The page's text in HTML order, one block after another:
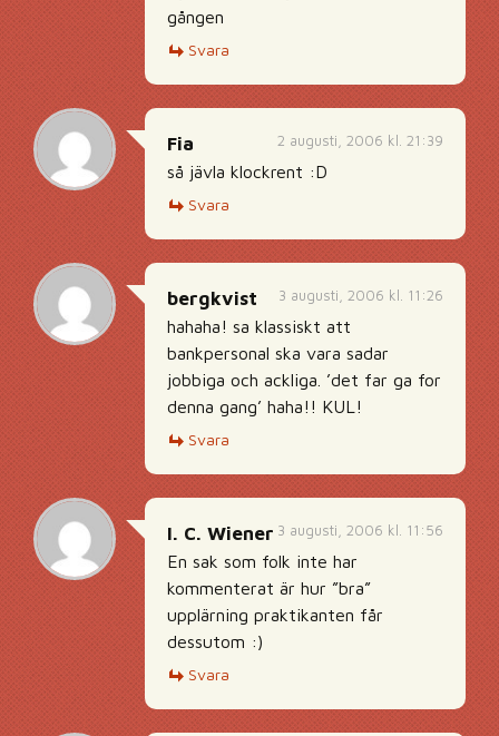
gången
Svara
2 augusti, 2006 kl. 21:39
Fia
så jävla klockrent :D
Svara
3 augusti, 2006 kl. 11:26
bergkvist
hahaha! sa klassiskt att
bankpersonal ska vara sadar
jobbiga och ackliga. ’det far ga for
denna gang’ haha!! KUL!
Svara
3 augusti, 2006 kl. 11:56
I. C. Wiener
En sak som folk inte har
kommenterat är hur ”bra”
upplärning praktikanten får
dessutom :)
Svara